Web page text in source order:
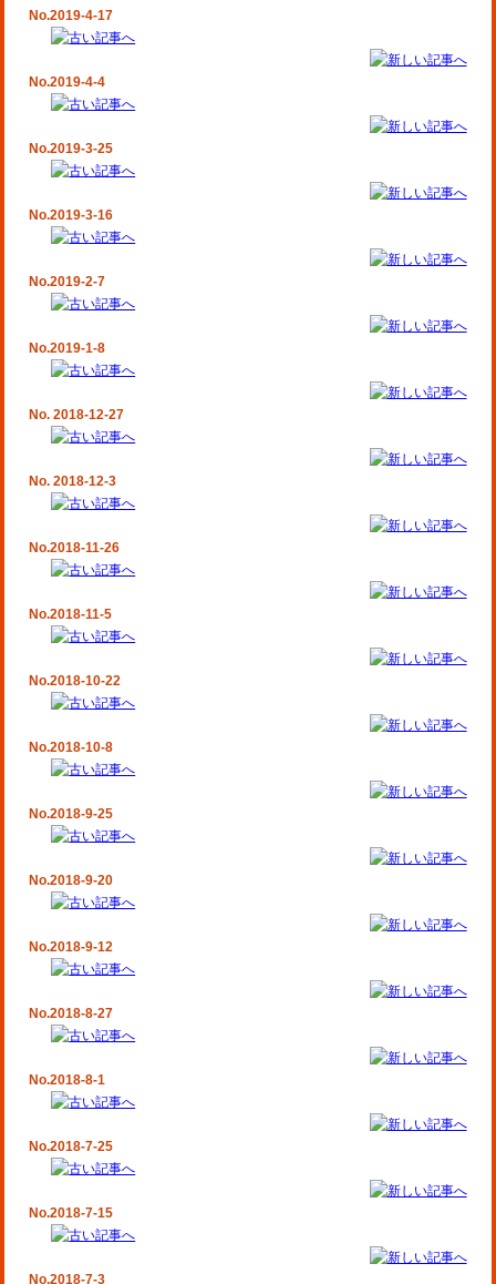
No.2019-4-17
No.2019-4-4
No.2019-3-25
No.2019-3-16
No.2019-2-7
No.2019-1-8
No. 2018-12-27
No. 2018-12-3
No.2018-11-26
No.2018-11-5
No.2018-10-22
No.2018-10-8
No.2018-9-25
No.2018-9-20
No.2018-9-12
No.2018-8-27
No.2018-8-1
No.2018-7-25
No.2018-7-15
No.2018-7-3